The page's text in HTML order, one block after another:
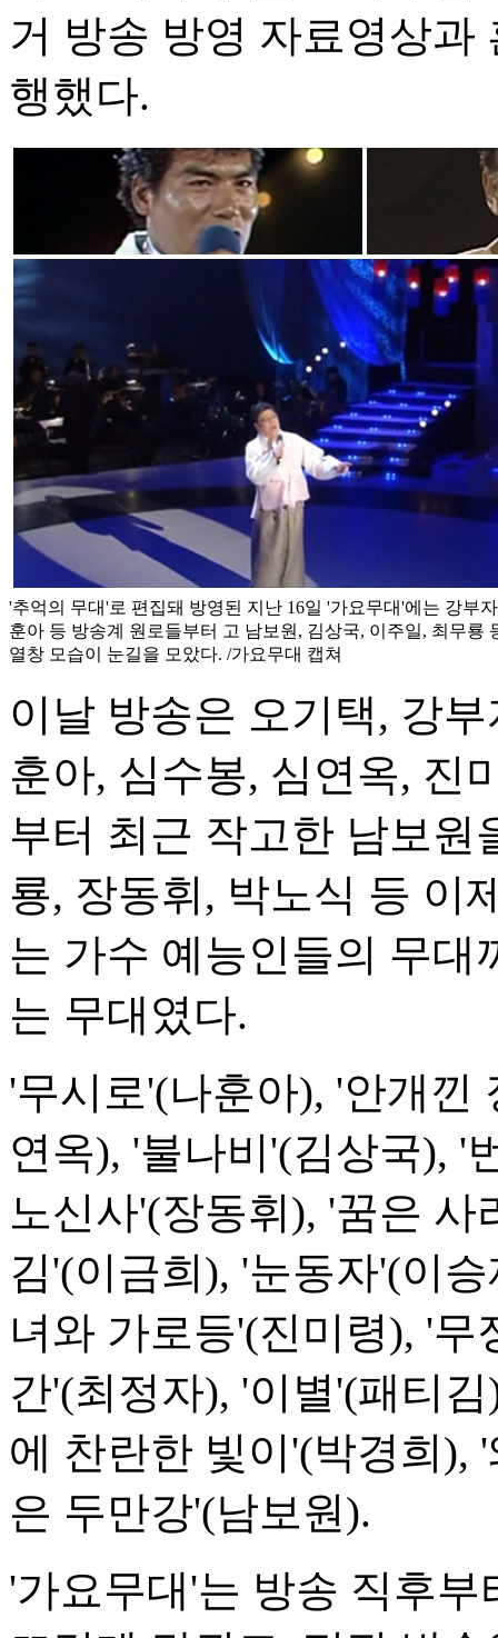
거 방송 방영 자료영상과
행했다.
'추억의 무대'로 편집돼 방영된 지난 16일 '가요무대'에는 강부
훈아 등 방송계 원로들부터 고 남보원, 김상국, 이주일, 최무룡
열창 모습이 눈길을 모았다. /가요무대 캡쳐
이날 방송은 오기택, 강
훈아, 심수봉, 심연옥, 진
부터 최근 작고한 남보원
룡, 장동휘, 박노식 등 이
는 가수 예능인들의 무대
는 무대였다.
'무시로'(나훈아), '안개낀
연옥), '불나비'(김상국), '
노신사'(장동휘), '꿈은
김'(이금희), '눈동자'(이
녀와 가로등'(진미령), '
간'(최정자), '이별'(패티
에 찬란한 빛이'(박경희),
은 두만강'(남보원).
'가요무대'는 방송 직후